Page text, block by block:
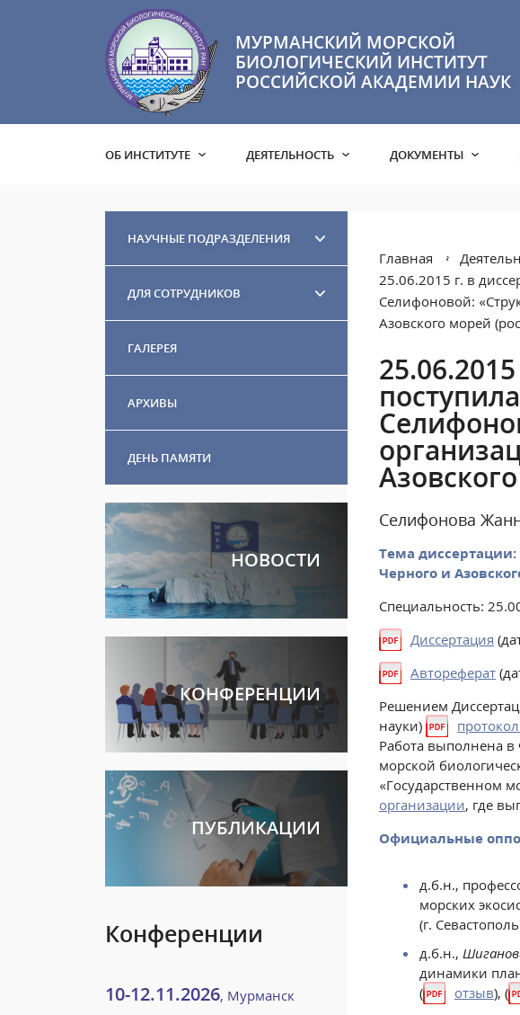
МУРМАНСКИЙ МОРСКОЙ
БИОЛОГИЧЕСКИЙ ИНСТИТУТ
РОССИЙСКОЙ АКАДЕМИИ НАУК
ОБ ИНСТИТУТЕ ДЕЯТЕЛЬНОСТЬ ДОКУМЕНТЫ
НАУЧНЫЕ ПОДРАЗДЕЛЕНИЯ
ДЛЯ СОТРУДНИКОВ
ГАЛЕРЕЯ
АРХИВЫ
ДЕНЬ ПАМЯТИ
НОВОСТИ
КОНФЕРЕНЦИИ
ПУБЛИКАЦИИ
Конференции
10-12.11.2026, Мурманск
Главная
25.06.2015 г. в
Селифоновой:
Азовского морей
Селифонова
Тема диссертации:
Черного и
Специальность:
Диссертация
Автореферат
Решением
науки)
Работа выполнена
морской
«Государственном
организации, где
Официальные
д.б.н.,
морских
(г.
д.б.н.,
динамики
(
отзыв), (